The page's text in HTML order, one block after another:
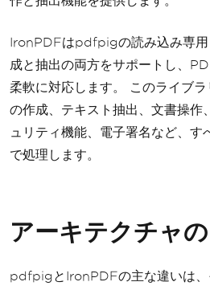
IronPDFはpdfpigの読み込み専用
成と抽出の両方をサポートし、
柔軟に対応します。 このライブ
の作成、テキスト抽出、文書操作
ュリティ機能、電子署名など、す
で処理します。
アーキテクチャ
pdfpigとIronPDFの主な違いは、